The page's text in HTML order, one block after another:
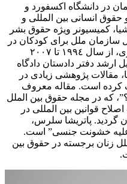
در دانشگاه اکسفورد و
انسانی بین المللی و
کمیسیونر ویژه حقوق بشر
سازمان ملل برای کودکان در
درگیری های مسلحانه- بوده است. وی، از سال ١٩٩٤ تا ٢٠٠٧
دفتر دادستان دادگاه
مقالات پژوهشی زیادی در
کرده است. مقاله معروف
که در مجله حقوق بین الملل
قوانین بین المللی در
گردید. پاتریشا سلرس،
خشونت جنسی” است.
زنان برجسته در حقوق بین